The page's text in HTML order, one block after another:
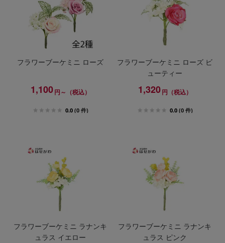
フラワーブーケミニ ローズ
1,100円～（税込）
0.0 (0 件)
フラワーブーケミニ ローズ ビ
ューティー
1,320円（税込）
0.0 (0 件)
フラワーブーケミニ ラナンキ
ュラス イエロー
フラワーブーケミニ ラナンキ
ュラス ピンク